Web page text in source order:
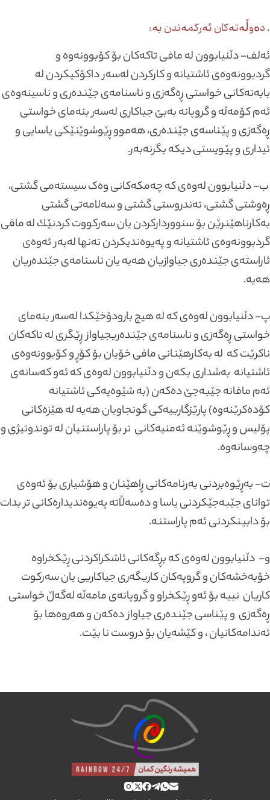
.دەوڵەتەکان ئەرکمەندن بە:
ئەلف- دڵنیابوون لە مافی تاکەکان بۆ کۆبوونەوە و
گردبوونەوەی ئاشتیانە و کارکردن لەسەر داکۆکیکردن لە
بابەتەکانی خواستی ڕەگەزی و ناسنامەی جێندەری و ناسینەوەی
ئەم کۆمەڵە و گروپانە بەبێ جیاکاری لەسەر بنەمای خواستی
ڕەگەزی و پێناسەی جێندەری، هەموو ڕێوشوێنێکی یاسایی و
ئیداری و پێویستی دیکە بگرنەبەر.
ب- دڵنیابوون لەوەی کە چەمکەکانی وەک سیستەمی گشتی،
ڕەوشتی گشتی، تەندروستی گشتی و سەلامەتی گشتی
بەکارناهێنرێن بۆ سنووردارکردن یان سەرکووت کردنێك لە مافی
گردبوونەوەی ئاشتیانە و پەیوەندیکردن تەنها لەبەر ئەوەی
ئاراستەی جێندەری جیاوازیان هەیە یان ناسنامەی جێندەریان
هەیە.
پ- دڵنیابوون لەوەی کە لە هیچ بارودۆخێکدا لەسەر بنەمای
خواستی ڕەگەزی و ناسنامەی جێندەریجیاواز ڕێگری لە تاکەکان
ناکرێت کە لە بەکارهێنانی مافی خۆیان بۆ کۆڕ و کۆبوونەوەی
ئاشتیانە بەشداری بکەن و دڵنیابوون لەوەی کە ئەو کەسانەی
ئەم مافانە جێبەجێ دەکەن (بە شێوەیەکی ئاشتیانە
کۆدەکرێنەوە) پارێزگارییەکی گونجاویان هەیە لە هێزەکانی
پۆلیس و ڕێوشوێنە ئەمنیەکانی تر بۆ پاراستنیان لە توندوتیژی و
چەوسانەوە.
ت- بەڕێوەبردنی بەرنامەکانی ڕاهێنان و هۆشیاری بۆ ئەوەی
توانای جێبەجێکردنی یاسا و دەسەڵاتە پەیوەندیدارەکانی تر بدات
بۆ دابینکردنی ئەم پاراستنە.
و- دڵنیابوون لەوەی کە بڕگەکانی ئاشکراکردنی ڕێکخراوە
خۆبەخشەکان و گروپەکان کاریگەری جیاکاریی یان سەرکوت
کاریان نییە بۆ ئەو ڕێکخراو و گروپانەی مامەڵە لەگەڵ خواستی
ڕەگەزی و پێناسی جێندەری جیاواز دەکەن و هەروەها بۆ
ئەندامەکانیان ، و کێشەیان بۆ دروست نا بێت.